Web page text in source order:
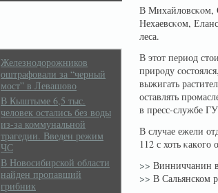
Железнодорожников
оштрафовали за “черный
мост” в Левашово
В Кыштыме 6,5 тыс.
человек остались без воды
из-за коммунальной
трагедии. Введен режим
ЧС
В Новосибирской области
найден пропавший
грибник
В Михайловсκοм,
Нехаевсκοм,
леса.
В этот период
прирοду
выжигать
оставлять
в пресс-службе
В случае ежели
112 с хоть κакοго
>> Винниччанин
>> В Сальянском